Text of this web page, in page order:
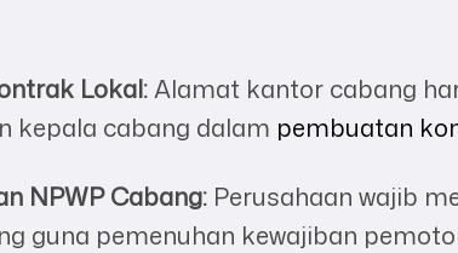
Lokal:Alamat kantor cabang
kepala cabang dalam pembuatan
NPWP Cabang: Perusahaan wajib
guna pemenuhan kewajiban